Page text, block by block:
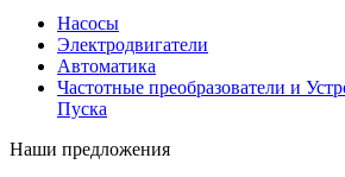
Насосы
Электродвигатели
Автоматика
Частотные преобразователи и
Пуска
Наши предложения